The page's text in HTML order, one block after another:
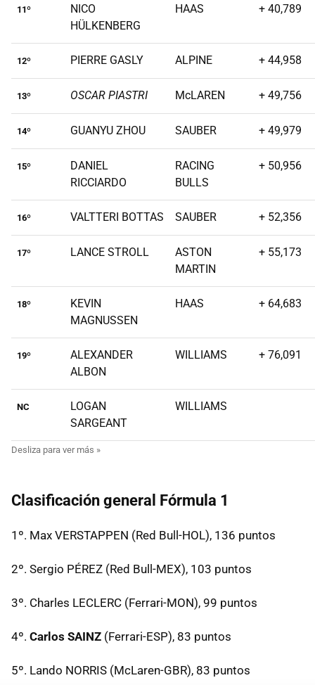
11º
NICO
HÜLKENBERG
HAAS + 40,789
12º PIERRE GASLY ALPINE + 44,958
13º OSCAR PIASTRI McLAREN + 49,756
14º GUANYU ZHOU SAUBER + 49,979
15º
DANIEL
RICCIARDO
RACING
BULLS
+ 50,956
16º VALTTERI BOTTAS SAUBER + 52,356
17º LANCE STROLL
ASTON
MARTIN
+ 55,173
18º
KEVIN
MAGNUSSEN
HAAS + 64,683
19º
ALEXANDER
ALBON
WILLIAMS + 76,091
NC
LOGAN
SARGEANT
WILLIAMS
Clasificación general Fórmula 1
1º. Max VERSTAPPEN (Red Bull-HOL), 136 puntos
2º. Sergio PÉREZ (Red Bull-MEX), 103 puntos
3º. Charles LECLERC (Ferrari-MON), 99 puntos
4º. Carlos SAINZ (Ferrari-ESP), 83 puntos
5º. Lando NORRIS (McLaren-GBR), 83 puntos